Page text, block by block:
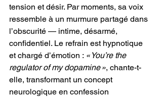
tension et désir. Par moments, sa voix
ressemble à un murmure partagé dans
l’obscurité — intime, désarmé,
confidentiel. Le refrain est hypnotique
et chargé d’émotion : « You’re the
regulator of my dopamine », chante-t-
elle, transformant un concept
neurologique en confession